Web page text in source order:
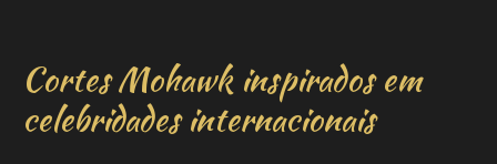
Cortes Mohawk inspirados em
celebridades internacionais